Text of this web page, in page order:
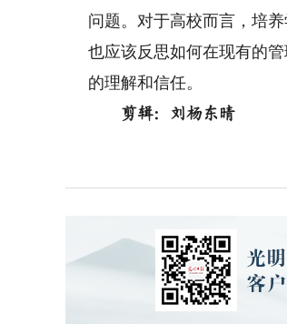
问题。对于高校而言，培
也应该反思如何在现有的
的理解和信任。
剪辑：刘杨东晴